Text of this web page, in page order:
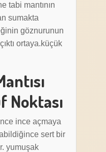
tabi mantının
sumakta
göznurunun
ortaya.küçük
Noktası
ince açmaya
sert bir
yumuşak